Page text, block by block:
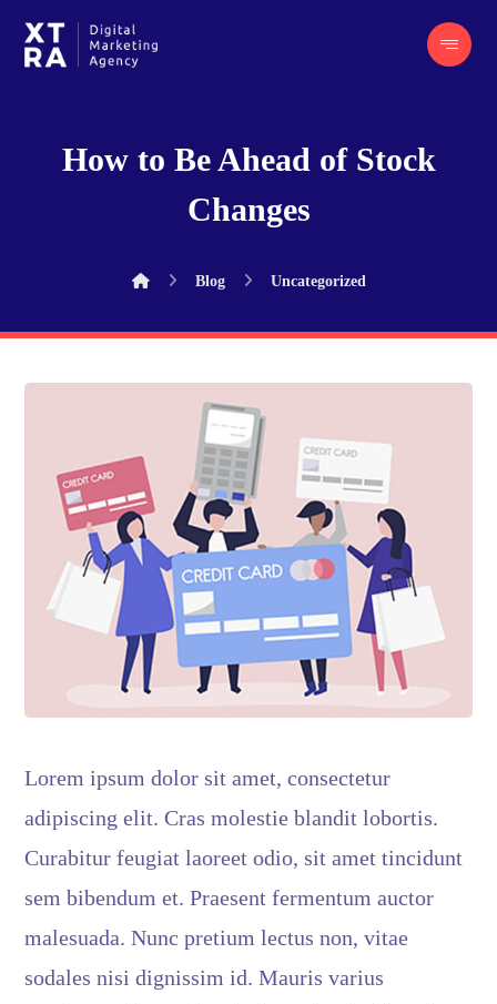
How to Be Ahead of Stock
Changes
Blog Uncategorized
Lorem ipsum dolor sit amet, consectetur
adipiscing elit. Cras molestie blandit lobortis.
Curabitur feugiat laoreet odio, sit amet tincidunt
sem bibendum et. Praesent fermentum auctor
malesuada. Nunc pretium lectus non, vitae
sodales nisi dignissim id. Mauris varius